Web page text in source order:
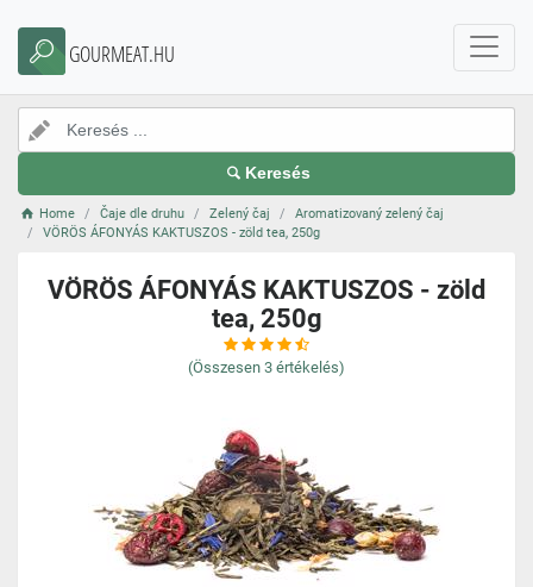
GOURMEAT.HU
Keresés
Home Čaje dle druhu Zelený čaj
Aromatizovaný zelený čaj
VÖRÖS ÁFONYÁS KAKTUSZOS - zöld tea, 250g
VÖRÖS ÁFONYÁS KAKTUSZOS - zöld
tea, 250g
(Összesen 3 értékelés)